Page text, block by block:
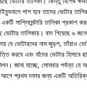
পাশ হবে তাদের ভোটার
সাপ্লিমেন্টারি তালিকা প্রকাশ
তালিকায়। বাদ গিয়েছে ৬
ভোটারদের নাম জুড়ল, তাঁরাও
করবে এবং যাঁদের ভোটার
জানা যাচ্ছে, সোমবার পর্যন্ত যে
প্রথম দফার জন্য একটি